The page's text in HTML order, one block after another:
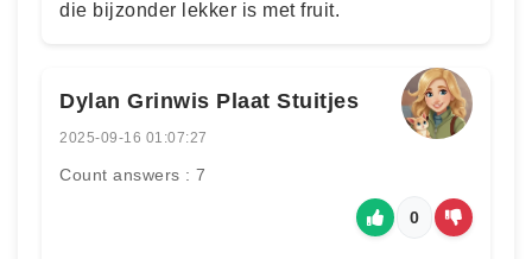
die bijzonder lekker is met fruit.
Dylan Grinwis Plaat Stuitjes
2025-09-16 01:07:27
Count answers : 7
0